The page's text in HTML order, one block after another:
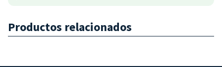
Productos relacionados